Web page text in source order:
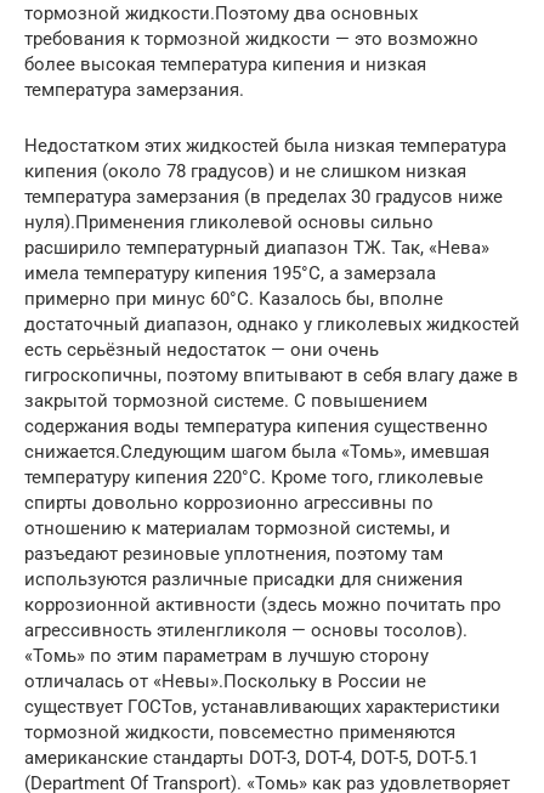
тормозной жидкости.Поэтому два основных
требования к тормозной жидкости — это возможно
более высокая температура кипения и низкая
температура замерзания.
Недостатком этих жидкостей была низкая температура
кипения (около 78 градусов) и не слишком низкая
температура замерзания (в пределах 30 градусов ниже
нуля).Применения гликолевой основы сильно
расширило температурный диапазон ТЖ. Так, «Нева»
имела температуру кипения 195°С, а замерзала
примерно при минус 60°С. Казалось бы, вполне
достаточный диапазон, однако у гликолевых жидкостей
есть серьёзный недостаток — они очень
гигроскопичны, поэтому впитывают в себя влагу даже в
закрытой тормозной системе. С повышением
содержания воды температура кипения существенно
снижается.Следующим шагом была «Томь», имевшая
температуру кипения 220°С. Кроме того, гликолевые
спирты довольно коррозионно агрессивны по
отношению к материалам тормозной системы, и
разъедают резиновые уплотнения, поэтому там
используются различные присадки для снижения
коррозионной активности (здесь можно почитать про
агрессивность этиленгликоля — основы тосолов).
«Томь» по этим параметрам в лучшую сторону
отличалась от «Невы».Поскольку в России не
существует ГОСТов, устанавливающих характеристики
тормозной жидкости, повсеместно применяются
американские стандарты DOT-3, DOT-4, DOT-5, DOT-5.1
(Department Of Transport). «Томь» как раз удовлетворяет